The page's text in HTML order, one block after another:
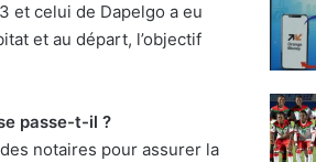
et celui de Dapelgo a eu
et au départ, l’objectif
passe-t-il ?
notaires pour assurer la